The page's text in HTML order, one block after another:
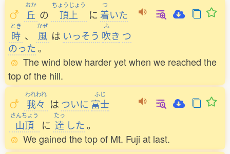
おか
丘 の
ちょうじょう
頂上 に
つ
着いた
とき
時 、
かぜ
風 は いっそう
ふ
吹き つ
のった。
The wind blew harder yet when we reached the
top of the hill.
われわれ
我々 は ついに
ふじ
富士
さんちょう
山頂 に
たっ
達 した。
We gained the top of Mt. Fuji at last.